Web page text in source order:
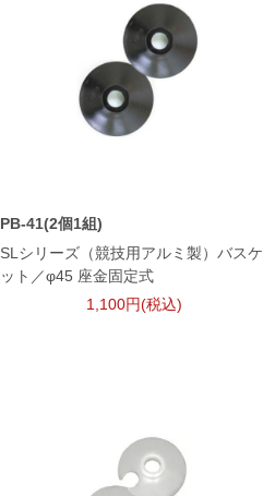
PB-41(2個1組)
SLシリーズ（競技用アルミ製）バスケ
ット／φ45 座金固定式
1,100円(税込)